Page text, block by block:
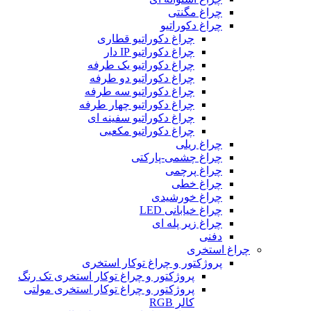
چراغ مگنتی
چراغ دکوراتیو
چراغ دکوراتیو قطاری
چراغ دکوراتیو IP دار
چراغ دکوراتیو یک طرفه
چراغ دکوراتیو دو طرفه
چراغ دکوراتیو سه طرفه
چراغ دکوراتیو چهار طرفه
چراغ دکوراتیو سفینه ای
چراغ دکوراتیو مکعبی
چراغ ریلی
چراغ چشمی-پارکتی
چراغ پرچمی
چراغ خطی
چراغ خورشیدی
چراغ خیابانی LED
چراغ زیر پله ای
دفنی
چراغ استخری
پروژکتور و چراغ توکار استخری
پروژکتور و چراغ توکار استخری تک رنگ
پروژکتور و چراغ توکار استخری مولتی
کالر RGB